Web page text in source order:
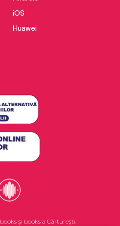
iOS
Huawei
și books a Cărturești.